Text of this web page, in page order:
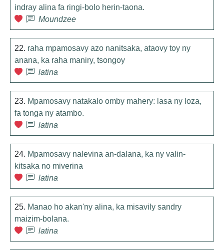
indray alina fa ringi-bolo herin-taona.
Moundzee
22. raha mpamosavy azo nanitsaka, ataovy toy ny
anana, ka raha maniry, tsongoy
latina
23. Mpamosavy natakalo omby mahery: lasa ny loza,
fa tonga ny atambo.
latina
24. Mpamosavy nalevina an-dalana, ka ny valin-
kitsaka no miverina
latina
25. Manao ho akan'ny alina, ka misavily sandry
maizim-bolana.
latina